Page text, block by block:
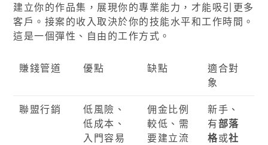
建立你的作品集，展現你的專業能力，才能吸引更多
客戶。接案的收入取決於你的技能水平和工作時間。
這是一個彈性、自由的工作方式。
賺錢管道 優點 缺點
適合對
象
聯盟行銷
低風險、
低成本、
入門容易
佣金比例
較低、需
要建立流
新手、
有部落
格或社